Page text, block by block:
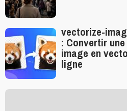
vectorize-
: Convertir une
image en
ligne